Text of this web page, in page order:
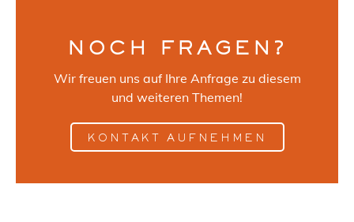
NOCH FRAGEN?
Wir freuen uns auf Ihre Anfrage zu diesem
und weiteren Themen!
KONTAKT AUFNEHMEN